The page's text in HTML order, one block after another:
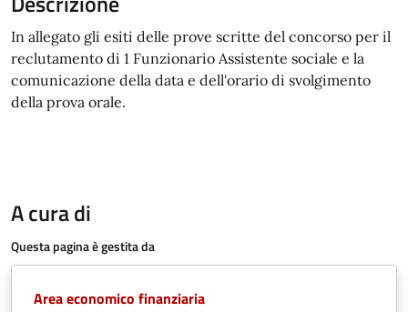
In allegato gli esiti delle prove scritte del concorso per il
reclutamento di 1 Funzionario Assistente sociale e la
comunicazione della data e dell'orario di svolgimento
della prova orale.
A cura di
Questa pagina è gestita da
Area economico finanziaria